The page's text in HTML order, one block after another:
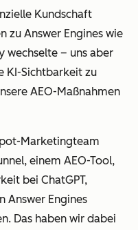
Kundschaft
zu Answer Engines wie
wechselte – uns aber
KI-Sichtbarkeit zu
AEO-Maßnahmen
Marketingteam
einem AEO-Tool,
bei ChatGPT,
Answer Engines
Das haben wir dabei